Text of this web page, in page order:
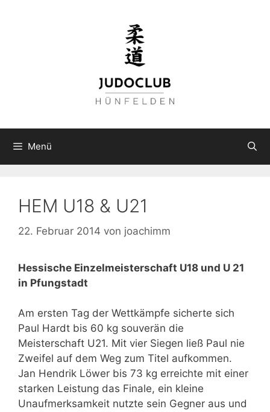
Menü
HEM U18 & U21
22. Februar 2014 von joachimm
Hessische Einzelmeisterschaft U18 und U 21
in Pfungstadt
Am ersten Tag der Wettkämpfe sicherte sich
Paul Hardt bis 60 kg souverän die
Meisterschaft U21. Mit vier Siegen ließ Paul nie
Zweifel auf dem Weg zum Titel aufkommen.
Jan Hendrik Löwer bis 73 kg erreichte mit einer
starken Leistung das Finale, ein kleine
Unaufmerksamkeit nutzte sein Gegner aus und